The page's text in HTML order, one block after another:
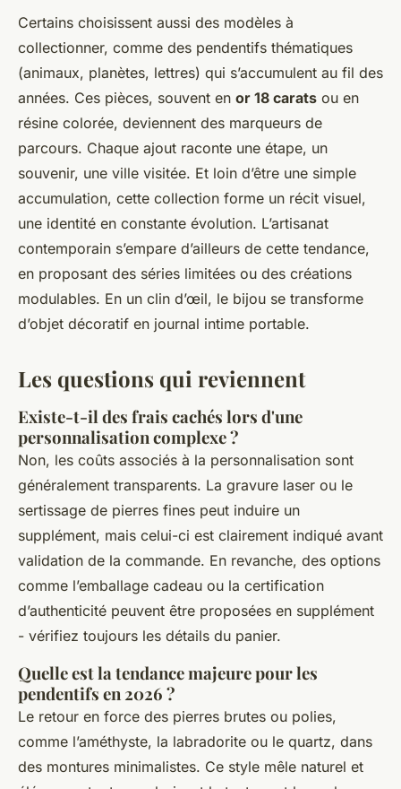
Certains choisissent aussi des modèles à
collectionner, comme des pendentifs thématiques
(animaux, planètes, lettres) qui s’accumulent au fil des
années. Ces pièces, souvent en or 18 carats ou en
résine colorée, deviennent des marqueurs de
parcours. Chaque ajout raconte une étape, un
souvenir, une ville visitée. Et loin d’être une simple
accumulation, cette collection forme un récit visuel,
une identité en constante évolution. L’artisanat
contemporain s’empare d’ailleurs de cette tendance,
en proposant des séries limitées ou des créations
modulables. En un clin d’œil, le bijou se transforme
d’objet décoratif en journal intime portable.
Les questions qui reviennent
Existe-t-il des frais cachés lors d'une
personnalisation complexe ?
Non, les coûts associés à la personnalisation sont
généralement transparents. La gravure laser ou le
sertissage de pierres fines peut induire un
supplément, mais celui-ci est clairement indiqué avant
validation de la commande. En revanche, des options
comme l’emballage cadeau ou la certification
d’authenticité peuvent être proposées en supplément
- vérifiez toujours les détails du panier.
Quelle est la tendance majeure pour les
pendentifs en 2026 ?
Le retour en force des pierres brutes ou polies,
comme l’améthyste, la labradorite ou le quartz, dans
des montures minimalistes. Ce style mêle naturel et